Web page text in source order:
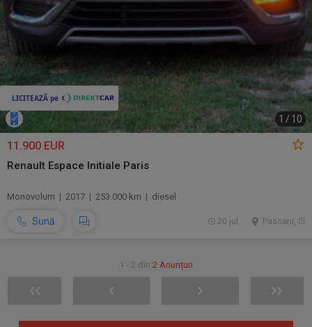
1 / 10
11.900 EUR
Renault Espace Initiale Paris
Monovolum | 2017 | 253.000 km | diesel
Sună Pascani, IS
20 jul.
1 - 2 din 2 Anunțuri